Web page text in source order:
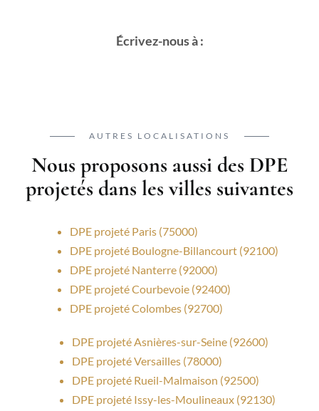
Écrivez-nous à :
AUTRES LOCALISATIONS
Nous proposons aussi des DPE
projetés dans les villes suivantes
DPE projeté Paris (75000)
DPE projeté Boulogne-Billancourt (92100)
DPE projeté Nanterre (92000)
DPE projeté Courbevoie (92400)
DPE projeté Colombes (92700)
DPE projeté Asnières-sur-Seine (92600)
DPE projeté Versailles (78000)
DPE projeté Rueil-Malmaison (92500)
DPE projeté Issy-les-Moulineaux (92130)